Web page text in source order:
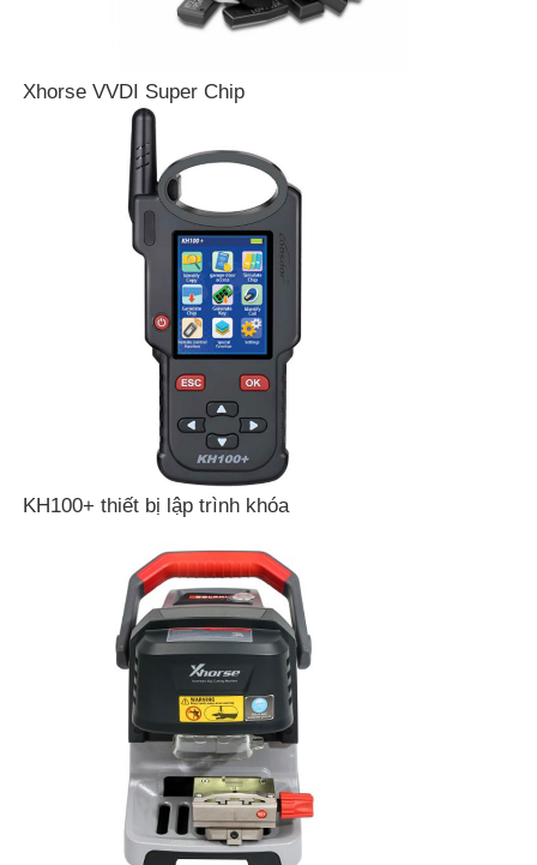
Về chúng tôi
Tham quan nhà máy
Kiểm soát chất lượng
Liên hệ chúng tôi
Xhorse VVDI Super Chip
KH100+ thiết bị lập trình khóa